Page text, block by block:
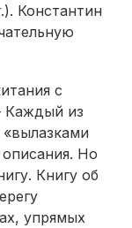
Константин
с
Каждый из
описания. Но
Книгу об
упрямых